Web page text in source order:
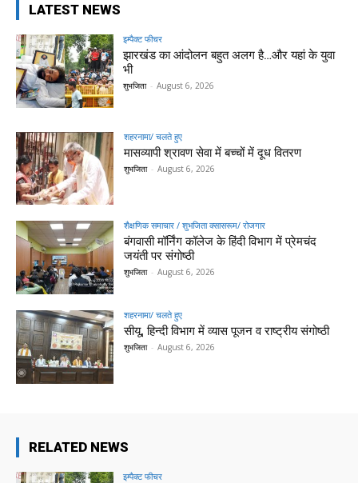
LATEST NEWS
इम्पैक्ट फीचर
झारखंड का आंदोलन बहुत अलग है…और यहां के युवा
भी
शुभजिता - August 6, 2026
शहरनामा/ चलते हुए
मासव्यापी श्रावण सेवा में बच्चों में दूध वितरण
शुभजिता - August 6, 2026
शैक्षणिक समाचार / शुभजिता क्सासरूम/ रोजगार
बंगवासी मॉर्निंग कॉलेज के हिंदी विभाग में प्रेमचंद
जयंती पर संगोष्ठी
शुभजिता - August 6, 2026
शहरनामा/ चलते हुए
सीयू, हिन्दी विभाग में व्यास पूजन व राष्ट्रीय संगोष्ठी
शुभजिता - August 6, 2026
RELATED NEWS
इम्पैक्ट फीचर